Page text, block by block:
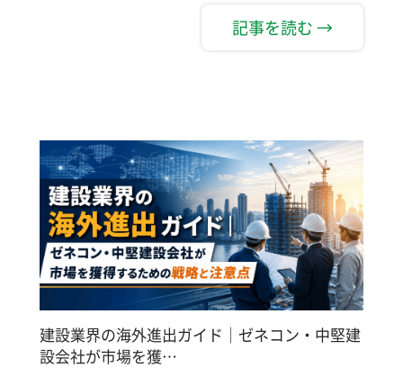
記事を読む →
建設業界の海外進出ガイド｜ゼネコン・中堅建
設会社が市場を獲…